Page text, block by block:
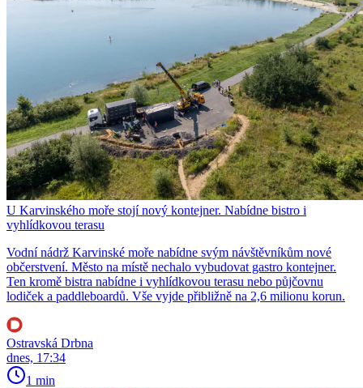
U Karvinského moře stojí nový kontejner. Nabídne bistro i
vyhlídkovou terasu
Vodní nádrž Karvinské moře nabídne svým návštěvníkům nové
občerstvení. Město na místě nechalo vybudovat gastro kontejner.
Ten kromě bistra nabídne i vyhlídkovou terasu nebo půjčovnu
lodiček a paddleboardů. Vše vyjde přibližně na 2,6 milionu korun.
Ostravská Drbna
dnes, 17:34
1 min